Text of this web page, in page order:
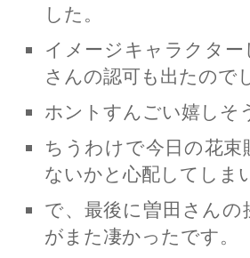
した。
イメージキャラクタ
さんの認可も出たので
ホントすんごい嬉しそ
ちうわけで今日の花
ないかと心配してしま
で、最後に曽田さん
がまた凄かったです。